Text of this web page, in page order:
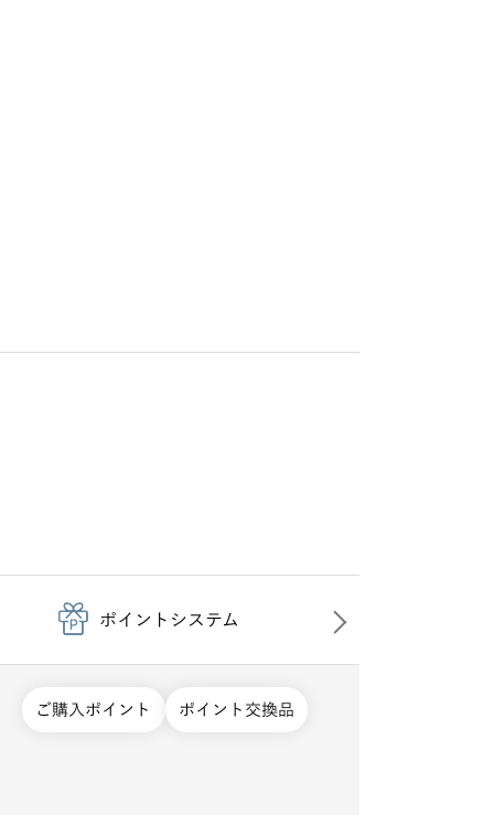
ポイントシステム
ご購入ポイント ポイント交換品